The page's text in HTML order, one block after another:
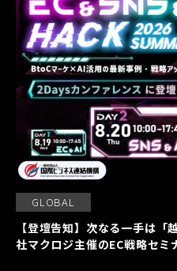
GLOBAL
【登壇告知】次なる一手は
社マクロジ主催のEC戦略セ